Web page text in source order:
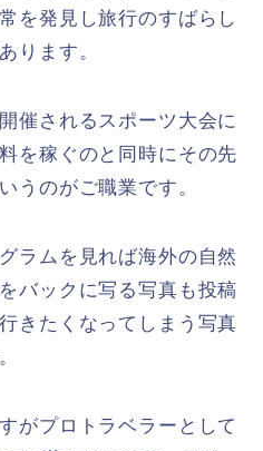
を発見し旅行のすばらし
ります。
催されるスポーツ大会に
を稼ぐのと同時にその先
うのがご職業です。
ラムを見れば海外の自然
バックに写る写真も投稿
きたくなってしまう写真
がプロトラベラーとして